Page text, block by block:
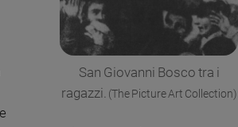
San Giovanni Bosco tra i
ragazzi. (The Picture Art Collection)